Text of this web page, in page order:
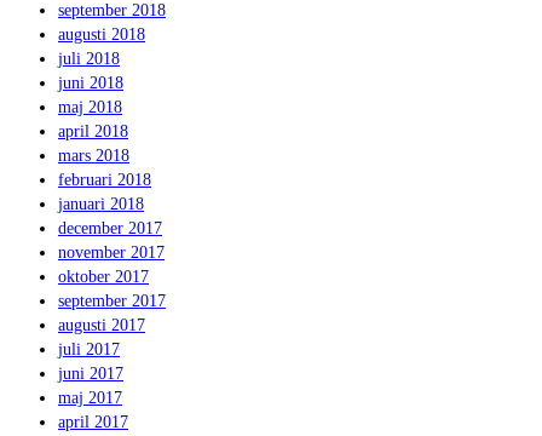
september 2018
augusti 2018
juli 2018
juni 2018
maj 2018
april 2018
mars 2018
februari 2018
januari 2018
december 2017
november 2017
oktober 2017
september 2017
augusti 2017
juli 2017
juni 2017
maj 2017
april 2017